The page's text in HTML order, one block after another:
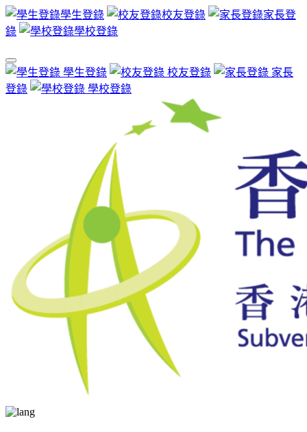
學生登錄 校友登錄
家長登
錄
學校登錄
學生登錄 校友登錄
家長
登錄
學校登錄